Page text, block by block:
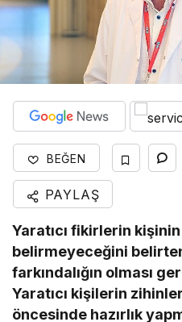
BEĞEN
PAYLAŞ
Yaratıcı fikirlerin
belirmeyeceğini
farkındalığın olması
Yaratıcı kişilerin
öncesinde hazırlık